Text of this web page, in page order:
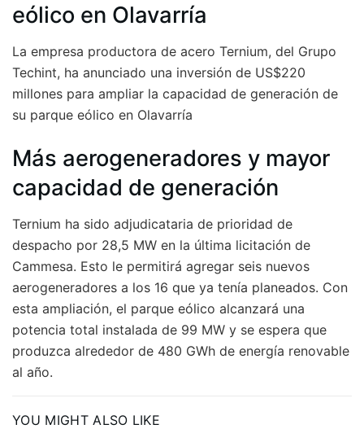
eólico en Olavarría
La empresa productora de acero Ternium, del Grupo
Techint, ha anunciado una inversión de US$220
millones para ampliar la capacidad de generación de
su parque eólico en Olavarría
Más aerogeneradores y mayor
capacidad de generación
Ternium ha sido adjudicataria de prioridad de
despacho por 28,5 MW en la última licitación de
Cammesa. Esto le permitirá agregar seis nuevos
aerogeneradores a los 16 que ya tenía planeados. Con
esta ampliación, el parque eólico alcanzará una
potencia total instalada de 99 MW y se espera que
produzca alrededor de 480 GWh de energía renovable
al año.
YOU MIGHT ALSO LIKE